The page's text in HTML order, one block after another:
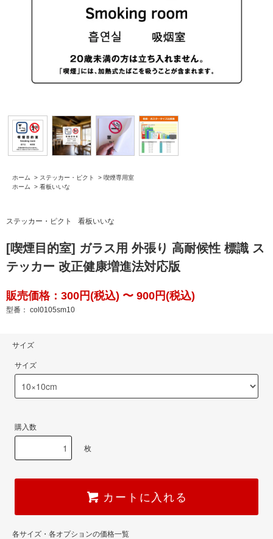
ホーム > ステッカー・ピクト > 喫煙専用室
ホーム
> 看板いいな
ステッカー・ピクト 看板いいな
[喫煙目的室] ガラス用 外張り 高耐候性 標識 ス
テッカー 改正健康増進法対応版
販売価格：300円(税込) 〜 900円(税込)
型番： col0105sm10
サイズ
サイズ
購入数
枚
カートに入れる
各サイズ・各オプションの価格一覧